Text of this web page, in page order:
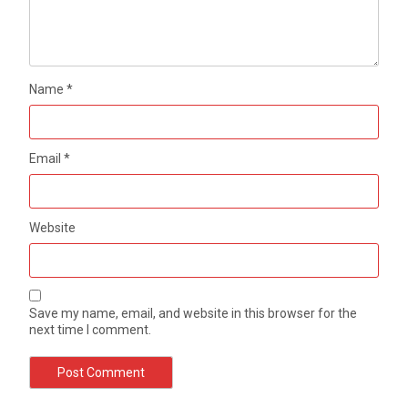
Name*
Email*
Website
Save my name, email, and website in this browser for the
next time I comment.